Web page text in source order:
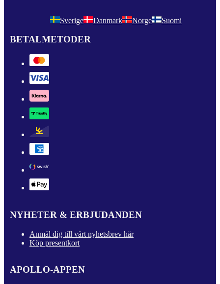
Sverige Danmark Norge Suomi
BETALMETODER
NYHETER & ERBJUDANDEN
Anmäl dig till vårt nyhetsbrev här
Köp presentkort
APOLLO-APPEN